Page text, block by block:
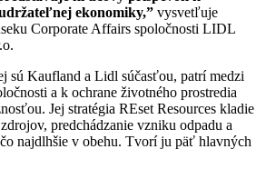
ekonomiky,” vysvetľuje
Corporate Affairs spoločnosti LIDL
sú Kaufland a Lidl súčasťou, patrí medzi
a k ochrane životného prostredia
Jej stratégia REset Resources kladie
predchádzanie vzniku odpadu a
najdlhšie v obehu. Tvorí ju päť hlavných